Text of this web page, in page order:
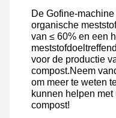
De Gofine-
organische
van ≤ 60% en een
voor de productie
compost.Neem
om meer te weten
kunnen helpen
compost!